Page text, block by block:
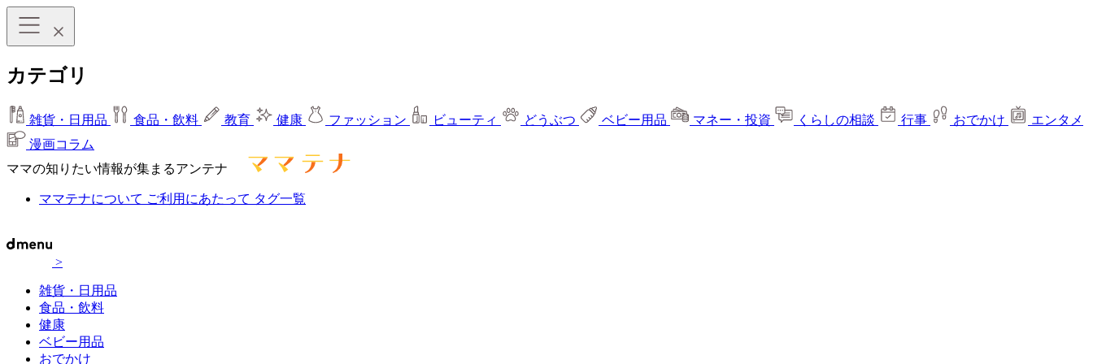
カテゴリ
雑貨・日用品 食品・飲料 教育 健康 ファッション ビューティ どうぶつ ベビー用品 マネー・投資 くらしの相談 行事 おでかけ
エンタメ
漫画コラム
ママの知りたい情報が集まるアンテナ
ママテナについて ご利用にあたって タグ一覧
>
雑貨・日用品
食品・飲料
健康
ベビー用品
おでかけ